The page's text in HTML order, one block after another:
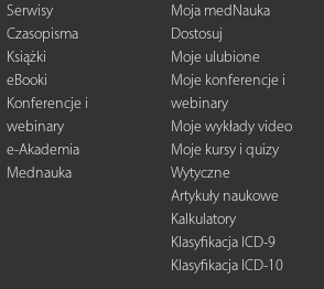
Serwisy
Czasopisma
Książki
eBooki
Konferencje i
webinary
e-Akademia
Mednauka
Moja medNauka
Dostosuj
Moje ulubione
Moje konferencje i
webinary
Moje wykłady video
Moje kursy i quizy
Wytyczne
Artykuły naukowe
Kalkulatory
Klasyfikacja ICD-9
Klasyfikacja ICD-10